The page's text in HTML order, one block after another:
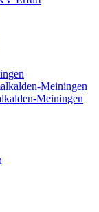
Meiningen
Meiningen